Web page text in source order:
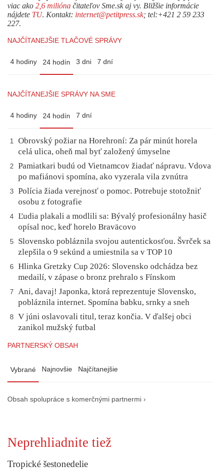
viac ako 2,6 milióna čitateľov Sme.sk aj vy. Bližšie informácie
nájdete TU. Kontakt: internet@petitpress.sk; tel:+421 2 59 233
227.
NAJČÍTANEJŠIE TLAČOVÉ SPRÁVY
4 hodiny 24 hodín 3 dni 7 dní
NAJČÍTANEJŠIE SPRÁVY NA SME
4 hodiny 24 hodín 7 dní
1
Obrovský požiar na Horehroní: Za pár minút horela
celá ulica, oheň mal byť založený úmyselne
2
Pamiatkari budú od Vietnamcov žiadať nápravu. Vdova
po mafiánovi spomína, ako vyzerala vila zvnútra
3
Polícia žiada verejnosť o pomoc. Potrebuje stotožniť
osobu z fotografie
4 Ľudia plakali a modlili sa: Bývalý profesionálny hasič
opísal noc, keď horelo Braväcovo
5
Slovensko pobláznila svojou autentickosťou. Švrček sa
zlepšila o 9 sekúnd a umiestnila sa v TOP 10
6
Hlinka Gretzky Cup 2026: Slovensko odchádza bez
medailí, v zápase o bronz prehralo s Fínskom
7
Ani, davaj! Japonka, ktorá reprezentuje Slovensko,
pobláznila internet. Spomína babku, srnky a sneh
8
V júni oslavovali titul, teraz končia. V ďalšej obci
zanikol mužský futbal
PARTNERSKÝ OBSAH
Vybrané Najnovšie Najčítanejšie
Obsah spolupráce s komerčnými partnermi ›
Neprehliadnite tiež
Tropické šestonedelie